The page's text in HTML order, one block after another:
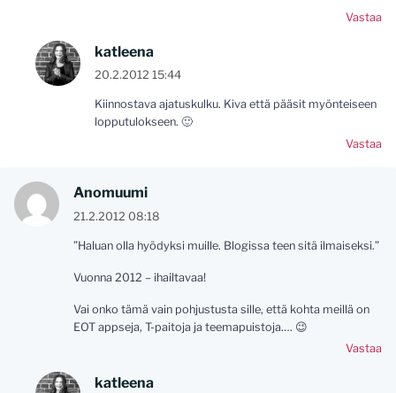
Vastaa
katleena
20.2.2012 15:44
Kiinnostava ajatuskulku. Kiva että pääsit myönteiseen
lopputulokseen. 🙂
Vastaa
Anomuumi
21.2.2012 08:18
”Haluan olla hyödyksi muille. Blogissa teen sitä ilmaiseksi.”
Vuonna 2012 – ihailtavaa!
Vai onko tämä vain pohjustusta sille, että kohta meillä on
EOT appseja, T-paitoja ja teemapuistoja…. 😉
Vastaa
katleena